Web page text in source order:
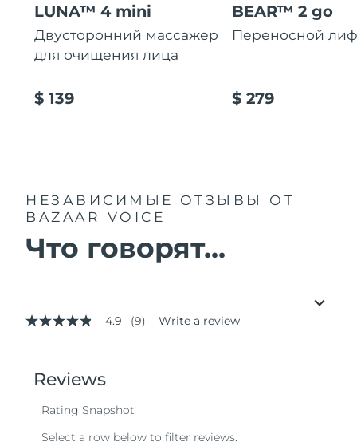
LUNA™ 4 mini
Двусторонний массажер
для очищения лица
$ 139
BEAR™ 2 go
Переносной
$ 279
НЕЗАВИСИМЫЕ ОТЗЫВЫ
ОТ
BAZAAR VOICE
Что говорят...
4.9
stars,
average
value.
4.9 (9) Write a review